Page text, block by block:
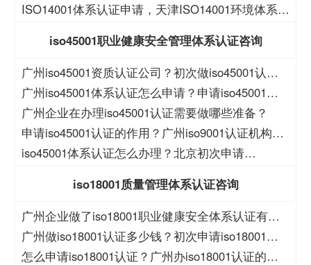
iso14001体系证书
ISO14001体系认证申请，天津ISO14001环境体系认
iso45001职业健康安全管理体系认证咨询
广州iso45001资质认证公司？初次做iso45001认证
的程序？
广州iso45001体系认证怎么申请？申请iso45001认
证的流程？
广州企业在办理iso45001认证需要做哪些准备？
申请iso45001认证的作用？广州iso9001认证机构哪
家好？
iso45001体系认证怎么办理？北京初次申请
iso18001质量管理体系认证咨询
广州企业做了iso18001职业健康安全体系认证有什
么好处？
广州做iso18001认证多少钱？初次申请iso18001认
证的程序？
怎么申请iso18001认证？广州办iso18001认证的机